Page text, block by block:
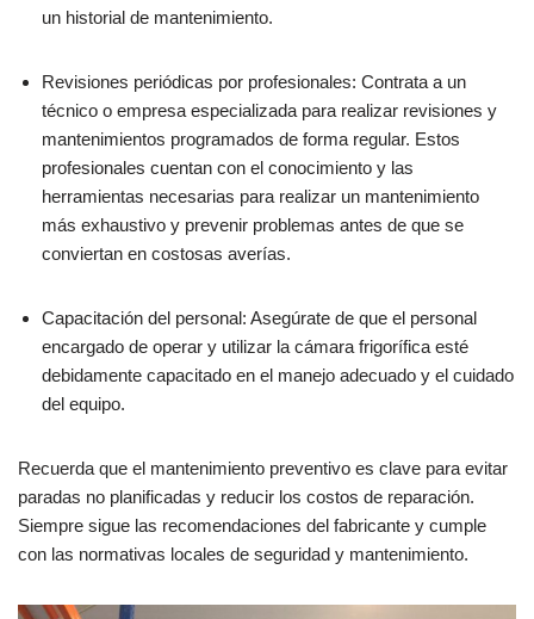
un historial de mantenimiento.
Revisiones periódicas por profesionales: Contrata a un
técnico o empresa especializada para realizar revisiones y
mantenimientos programados de forma regular. Estos
profesionales cuentan con el conocimiento y las
herramientas necesarias para realizar un mantenimiento
más exhaustivo y prevenir problemas antes de que se
conviertan en costosas averías.
Capacitación del personal: Asegúrate de que el personal
encargado de operar y utilizar la cámara frigorífica esté
debidamente capacitado en el manejo adecuado y el cuidado
del equipo.
Recuerda que el mantenimiento preventivo es clave para evitar
paradas no planificadas y reducir los costos de reparación.
Siempre sigue las recomendaciones del fabricante y cumple
con las normativas locales de seguridad y mantenimiento.